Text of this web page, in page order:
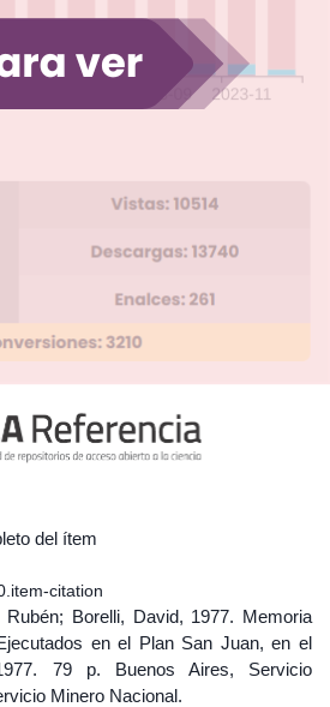
del ítem
citation
Borelli, David, 1977. Memoria
en el Plan San Juan, en el
79 p. Buenos Aires, Servicio
Minero Nacional.